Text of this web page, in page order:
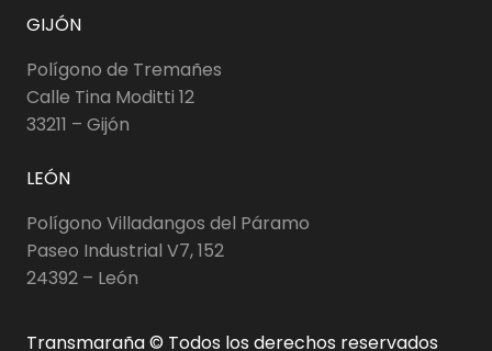
GIJÓN
Polígono de Tremañes
Calle Tina Moditti 12
33211 – Gijón
LEÓN
Polígono Villadangos del Páramo
Paseo Industrial V7, 152
24392 – León
Transmaraña © Todos los derechos reservados